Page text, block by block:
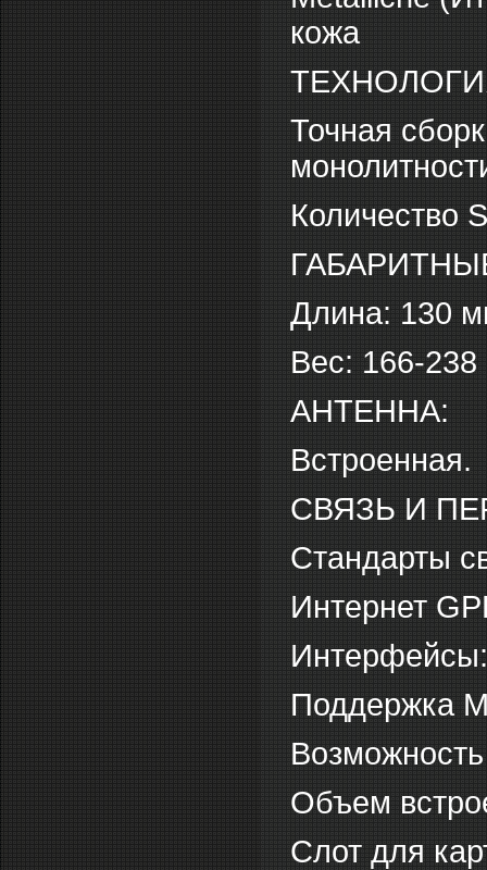
кожа
Точная
Количество
Длина: 130
Вес: 166-238
АНТЕННА:
Встроенная.
СВЯЗЬ И
Стандарты
Интернет
Поддержка
Объем
Слот для